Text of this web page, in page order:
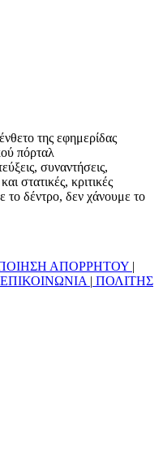
της εφημερίδας
πόρταλ
συναντήσεις,
στατικές, κριτικές
το δέντρο, δεν χάνουμε το
ΑΠΟΡΡΗΤΟΥ |
ΕΠΙΚΟΙΝΩΝΙΑ | ΠΟΛΙΤΗΣ